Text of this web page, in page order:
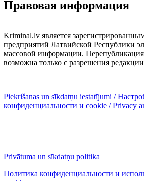
Правовая информация
Kriminal.lv является
предприятий Латвийской Республики
массовой информации.
возможна только с разрешения
Piekrišanas un sīkdatņu iestatījumi /
конфиденциальности и cookie / Privacy
Privātuma un sīkdatņu politika
Политика конфиденциальности и